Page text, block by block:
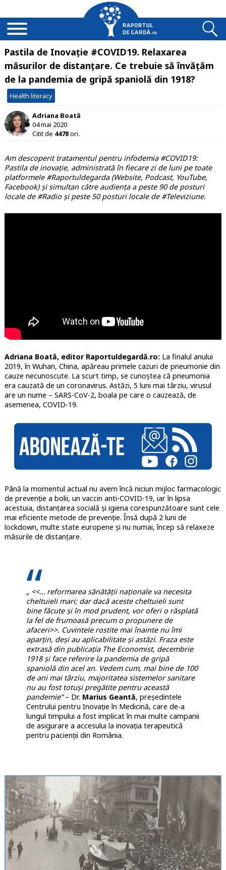
Pastila de Inovație #COVID19. Relaxarea
măsurilor de distanțare. Ce trebuie să învățăm
de la pandemia de gripă spaniolă din 1918?
Health literacy
Adriana Boată
04 mai 2020
Citit de 4478ori.
Am descoperit tratamentul pentru infodemia #COVID19:
Pastila de inovație, administrată în fiecare zi de luni pe toate
platformele #Raportuldegarda (Website, Podcast, YouTube,
Facebook) și simultan către audiența a peste 90 de posturi
locale de #Radio și peste 50 posturi locale de #Televiziune.
Adriana Boată, editor Raportuldegardă.ro: La finalul anului
2019, în Wuhan, China, apăreau primele cazuri de pneumonie din
cauze necunoscute. La scurt timp, se cunoștea că pneumonia
era cauzată de un coronavirus. Astăzi, 5 luni mai târziu, virusul
are un nume – SARS-CoV-2, boala pe care o cauzează, de
asemenea, COVID-19.
Până la momentul actual nu avem încă niciun mijloc farmacologic
de prevenție a bolii, un vaccin anti-COVID-19, iar în lipsa
acestuia, distanțarea socială și igiena corespunzătoare sunt cele
mai eficiente metode de prevenție. Însă după 2 luni de
lockdown, multe state europene și nu numai, încep să relaxeze
măsurile de distanțare.
„ <<… reformarea sănătății naționale va necesita
cheltuieli mari; dar dacă aceste cheltuieli sunt
bine făcute și în mod prudent, vor oferi o răsplată
la fel de frumoasă precum o propunere de
afaceri>>. Cuvintele rostite mai înainte nu îmi
aparțin, deși au aplicabilitate și astăzi. Fraza este
extrasă din publicația The Economist, decembrie
1918 și face referire la pandemia de gripă
spaniolă din acel an. Vedem cum, mai bine de 100
de ani mai târziu, majoritatea sistemelor sanitare
nu au fost totuși pregătite pentru această
pandemie”– Dr. Marius Geantă, președintele
Centrului pentru Inovație în Medicină, care de-a
lungul timpului a fost implicat în mai multe campanii
de asigurare a accesului la inovația terapeutică
pentru pacienții din România.